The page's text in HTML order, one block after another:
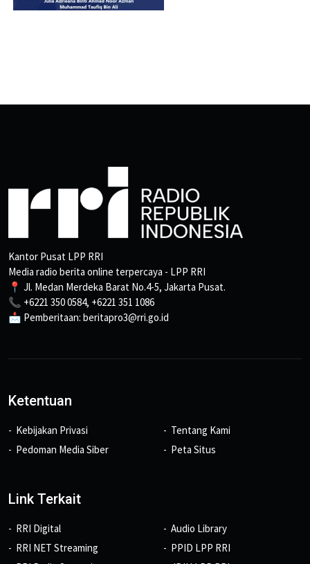
Kantor Pusat LPP RRI
Media radio berita online terpercaya - LPP RRI
📍 Jl. Medan Merdeka Barat No.4-5, Jakarta Pusat.
📞 +6221 350 0584, +6221 351 1086
📩 Pemberitaan: beritapro3@rri.go.id
Ketentuan
Kebijakan Privasi
Pedoman Media Siber
Tentang Kami
Peta Situs
Link Terkait
RRI Digital
RRI NET Streaming
Audio Library
PPID LPP RRI